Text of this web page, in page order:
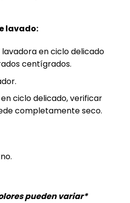
lavado:
lavadora en ciclo delicado
centígrados.
ciclo delicado, verificar
completamente seco.
pueden variar*